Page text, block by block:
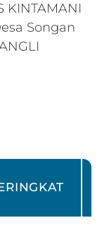
KINTAMANI
Songan